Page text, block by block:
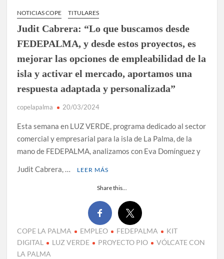
NOTICIAS COPE TITULARES
Judit Cabrera: “Lo que buscamos desde
FEDEPALMA, y desde estos proyectos, es
mejorar las opciones de empleabilidad de la
isla y activar el mercado, aportamos una
respuesta adaptada y personalizada”
copelapalma 20/03/2024
Esta semana en LUZ VERDE, programa dedicado al sector
comercial y empresarial para la isla de La Palma, de la
mano de FEDEPALMA, analizamos con Eva Domínguez y
Judit Cabrera, …
LEER MÁS
Share this...
COPE LA PALMA EMPLEO FEDEPALMA
KIT
DIGITAL
LUZ VERDE PROYECTO PIO
VÓLCATE CON
LA PALMA